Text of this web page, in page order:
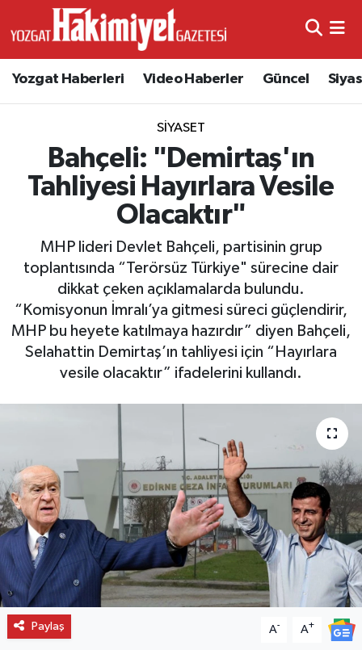
Yozgat Haberleri Video Haberler Güncel
SIYASET
Bahçeli: "Demirtaş'ın
Tahliyesi Hayırlara Vesile
Olacaktır"
MHP lideri Devlet Bahçeli, partisinin grup
toplantısında “Terörsüz Türkiye" sürecine dair
dikkat çeken açıklamalarda bulundu.
“Komisyonun İmralı’ya gitmesi süreci güçlendirir,
MHP bu heyete katılmaya hazırdır” diyen Bahçeli,
Selahattin Demirtaş’ın tahliyesi için “Hayırlara
vesile olacaktır” ifadelerini kullandı.
Paylaş A- A+